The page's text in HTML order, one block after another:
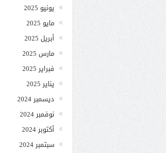
يونيو 2025
مايو 2025
أبريل 2025
مارس 2025
فبراير 2025
يناير 2025
ديسمبر 2024
نوفمبر 2024
أكتوبر 2024
سبتمبر 2024